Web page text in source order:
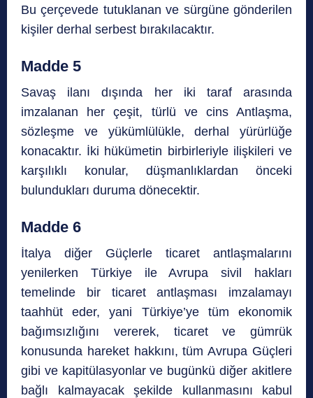
Bu çerçevede tutuklanan ve sürgüne gönderilen
kişiler derhal serbest bırakılacaktır.
Madde 5
Savaş ilanı dışında her iki taraf arasında
imzalanan her çeşit, türlü ve cins Antlaşma,
sözleşme ve yükümlülükle, derhal yürürlüğe
konacaktır. İki hükümetin birbirleriyle ilişkileri ve
karşılıklı konular, düşmanlıklardan önceki
bulundukları duruma dönecektir.
Madde 6
İtalya diğer Güçlerle ticaret antlaşmalarını
yenilerken Türkiye ile Avrupa sivil hakları
temelinde bir ticaret antlaşması imzalamayı
taahhüt eder, yani Türkiye’ye tüm ekonomik
bağımsızlığını vererek, ticaret ve gümrük
konusunda hareket hakkını, tüm Avrupa Güçleri
gibi ve kapitülasyonlar ve bugünkü diğer akitlere
bağlı kalmayacak şekilde kullanmasını kabul